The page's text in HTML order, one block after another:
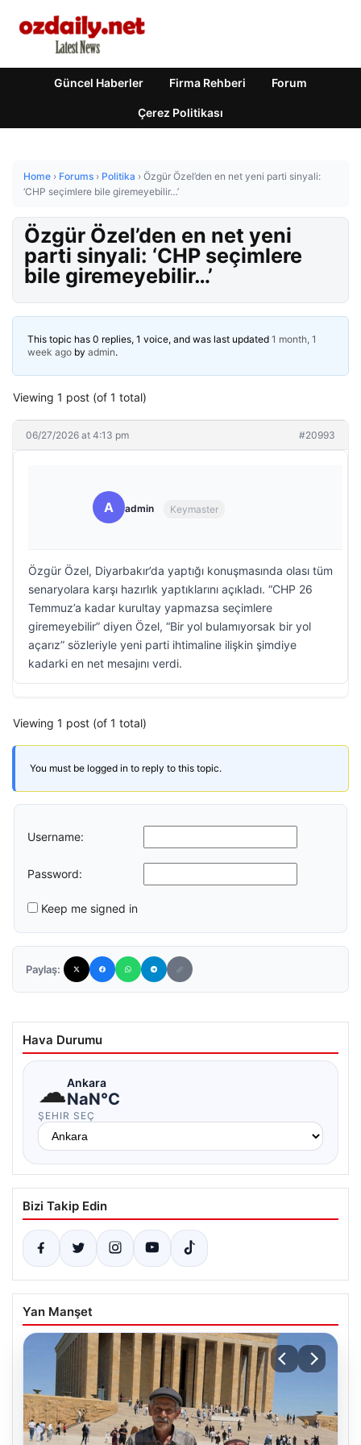
Güncel Haberler Firma Rehberi Forum
Çerez Politikası
Home › Forums › Politika › Özgür Özel’den en net yeni parti sinyali:
‘CHP seçimlere bile giremeyebilir…’
Özgür Özel’den en net yeni
parti sinyali: ‘CHP seçimlere
bile giremeyebilir…’
This topic has 0 replies, 1 voice, and was last updated 1 month, 1
week ago by admin.
Viewing 1 post (of 1 total)
06/27/2026 at 4:13 pm #20993
A admin Keymaster
Özgür Özel, Diyarbakır’da yaptığı konuşmasında olası tüm
senaryolara karşı hazırlık yaptıklarını açıkladı. “CHP 26
Temmuz’a kadar kurultay yapmazsa seçimlere
giremeyebilir” diyen Özel, “Bir yol bulamıyorsak bir yol
açarız” sözleriyle yeni parti ihtimaline ilişkin şimdiye
kadarki en net mesajını verdi.
Viewing 1 post (of 1 total)
You must be logged in to reply to this topic.
Username:
Password:
Keep me signed in
Paylaş:
Hava Durumu
☁Ankara
NaN°C
ŞEHIR SEÇ
Bizi Takip Edin
Yan Manşet